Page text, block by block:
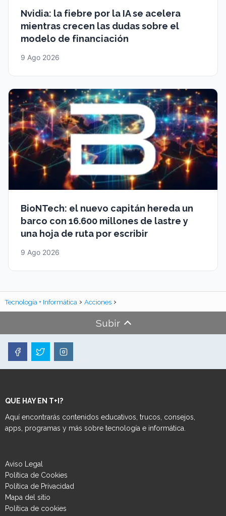
Nvidia: la fiebre por la IA se acelera
mientras crecen las dudas sobre el
modelo de financiación
9 Ago 2026
BioNTech: el nuevo capitán hereda un
barco con 16.600 millones de lastre y
una hoja de ruta por escribir
9 Ago 2026
Tecnología + Informática Acciones
Subir
QUE HAY EN T+I?
Aquí encontrarás contenidos educativos, trucos, consejos,
apps, programas y más sobre tecnología e informática.
Aviso Legal
Política de Cookies
Política de Privacidad
Mapa del sitio
Política de cookies